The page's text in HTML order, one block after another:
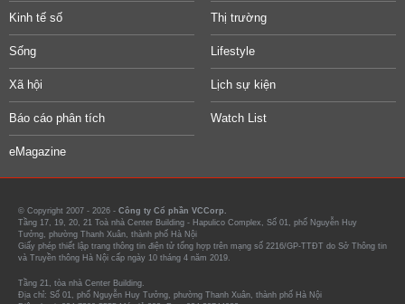
Kinh tế số Thị trường
Sống Lifestyle
Xã hội Lịch sự kiện
Báo cáo phân tích Watch List
eMagazine
© Copyright 2007 - 2026 - Công ty Cổ phần VCCorp.
Tầng 17, 19, 20, 21 Toà nhà Center Building - Hapulico Complex, Số 01, phố Nguyễn Huy
Tưởng, phường Thanh Xuân, thành phố Hà Nội
Giấy phép thiết lập trang thông tin điện tử tổng hợp trên mạng số 2216/GP-TTĐT do Sở Thông tin
và Truyền thông Hà Nội cấp ngày 10 tháng 4 năm 2019.
Tầng 21, tòa nhà Center Building.
Địa chỉ: Số 01, phố Nguyễn Huy Tưởng, phường Thanh Xuân, thành phố Hà Nội